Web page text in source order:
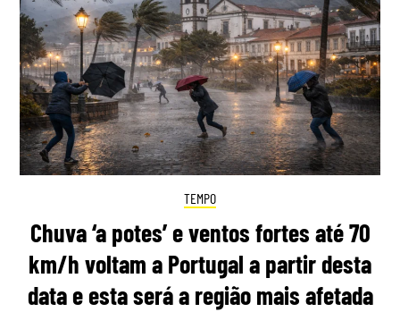
TEMPO
Chuva ‘a potes’ e ventos fortes até 70
km/h voltam a Portugal a partir desta
data e esta será a região mais afetada